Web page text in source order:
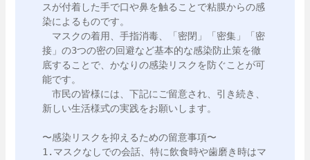
スが付着した手で口や鼻を触ることで粘膜からの感
染によるものです。
マスクの着用、手指消毒、「密閉」「密集」「密
接」の3つの密の回避など基本的な感染防止策を徹
底することで、かなりの感染リスクを防ぐことが可
能です。
市民の皆様には、下記にご留意され、引き続き、
新しい生活様式の実践をお願いします。
〜感染リスクを抑えるための留意事項〜
1.マスクなしでの会話、特に飲食時や歯磨き時はマ